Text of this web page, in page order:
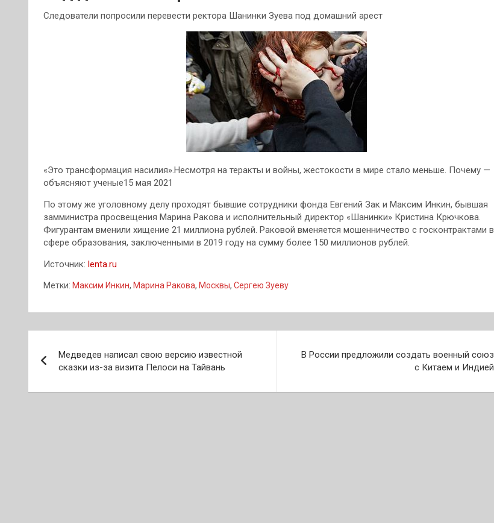
Следователи попросили перевести ректора Шанинки Зуева под домашний арест
«Это трансформация насилия».Несмотря на теракты и войны, жестокости в мире стало меньше. Почему —
объясняют ученые15 мая 2021
По этому же уголовному делу проходят бывшие сотрудники фонда Евгений Зак и Максим Инкин, бывшая
замминистра просвещения Марина Ракова и исполнительный директор «Шанинки» Кристина Крючкова.
Фигурантам вменили хищение 21 миллиона рублей. Раковой вменяется мошенничество с госконтрактами в
сфере образования, заключенными в 2019 году на сумму более 150 миллионов рублей.
Источник: lenta.ru
Метки: Максим Инкин, Марина Ракова, Москвы, Сергею Зуеву
по
записям
Медведев написал свою версию известной
сказки из-за визита Пелоси на Тайвань
В России предложили создать военный союз
с Китаем и Индией